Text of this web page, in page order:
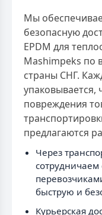
Мы
безопасную
EPDM для
Mashimpeks по
страны СНГ.
повреждения
предлагаются
Через
быструю и
Курьерская